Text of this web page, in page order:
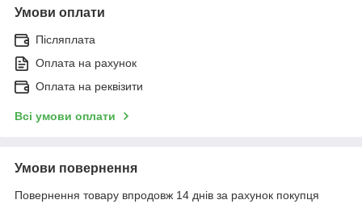
Умови оплати
Післяплата
Оплата на рахунок
Оплата на реквізити
Всі умови оплати
Умови повернення
Повернення товару впродовж 14 днів за рахунок покупця